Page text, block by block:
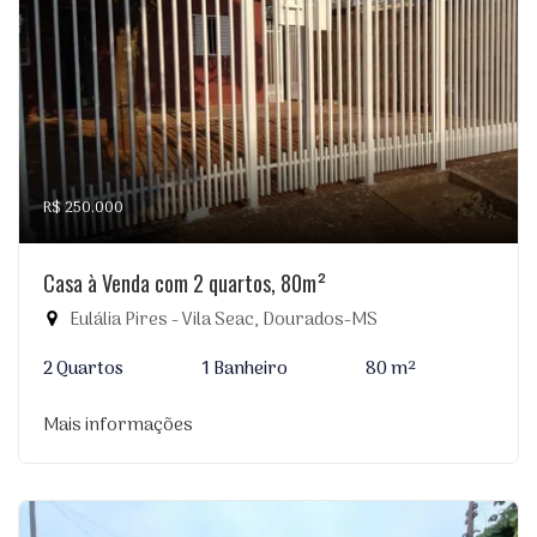
R$ 250.000
Casa à Venda com 2 quartos, 80m²
Eulália Pires - Vila Seac, Dourados-MS
2 Quartos
1 Banheiro
80 m²
Mais informações